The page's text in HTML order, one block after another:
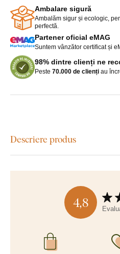
Ambalare sigură
Ambalăm sigur și ecologic,
perfectă.
Partener oficial eMAG
Suntem vânzător certificat și
98% dintre clienți ne
Peste 70.000 de clienți au
Descriere produs
4,8